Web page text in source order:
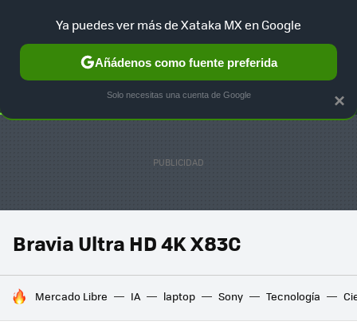
SELECCIÓN GAMING HOME AUTO TERRITORIO
Bravia Ultra HD 4K X83C
HOY SE HABLA DE
Mercado Libre IA laptop Sony Tecnología
×
Ya puedes ver más de Xataka MX en Google
Añádenos como fuente preferida
Solo necesitas una cuenta de Google